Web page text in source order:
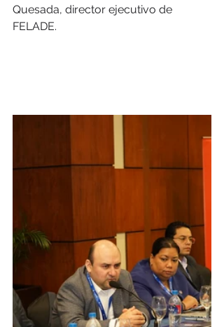
Quesada, director ejecutivo de
FELADE.